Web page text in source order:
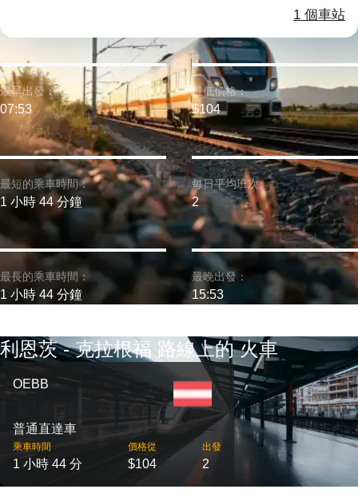
1 個車站
最短的乘車時間：
1 小時 44 分鐘
最早出發：
07:53
最長的乘車時間：
1 小時 44 分鐘
最低價格：
$104
每日平均班次:
2
最晚出發：
15:53
利恩茨 - 克拉根福 路線上的 火車
OEBB
普通直達車
乘車時間
1 小時 44 分
價格從
$104
出發
2